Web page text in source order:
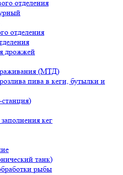
отделения
отделения
дрожжей
(МТД)
пива в кеги, бутылки и
кег
танк)
рыбы